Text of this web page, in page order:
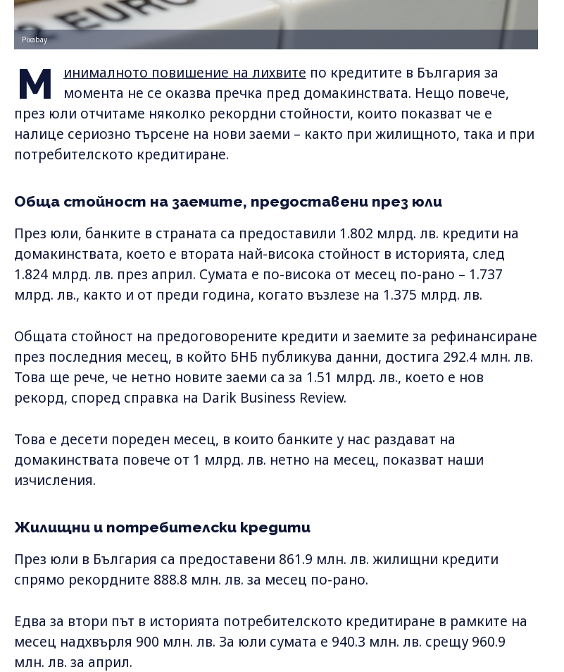
Pixabay
М инималното повишение на лихвите по кредитите в България за
момента не се оказва пречка пред домакинствата. Нещо повече,
през юли отчитаме няколко рекордни стойности, които показват че е
налице сериозно търсене на нови заеми – както при жилищното, така и при
потребителското кредитиране.
Обща стойност на заемите, предоставени през юли
През юли, банките в страната са предоставили 1.802 млрд. лв. кредити на
домакинствата, което е втората най-висока стойност в историята, след
1.824 млрд. лв. през април. Сумата е по-висока от месец по-рано – 1.737
млрд. лв., както и от преди година, когато възлезе на 1.375 млрд. лв.
Общата стойност на предоговорените кредити и заемите за рефинансиране
през последния месец, в който БНБ публикува данни, достига 292.4 млн. лв.
Това ще рече, че нетно новите заеми са за 1.51 млрд. лв., което е нов
рекорд, според справка на Darik Business Review.
Това е десети пореден месец, в които банките у нас раздават на
домакинствата повече от 1 млрд. лв. нетно на месец, показват наши
изчисления.
Жилищни и потребителски кредити
През юли в България са предоставени 861.9 млн. лв. жилищни кредити
спрямо рекордните 888.8 млн. лв. за месец по-рано.
Едва за втори път в историята потребителското кредитиране в рамките на
месец надхвърля 900 млн. лв. За юли сумата е 940.3 млн. лв. срещу 960.9
млн. лв. за април.